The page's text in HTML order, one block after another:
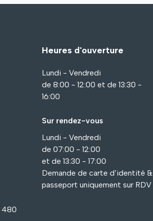
480
Heures d'ouverture
Lundi - Vendredi
de 8:00 - 12:00 et de 13:30 -
16:00
Sur rendez-vous
Lundi - Vendredi
de 07:00 - 12:00
et de 13:30 - 17:00
Demande de carte d’identité &
passeport uniquement sur RDV